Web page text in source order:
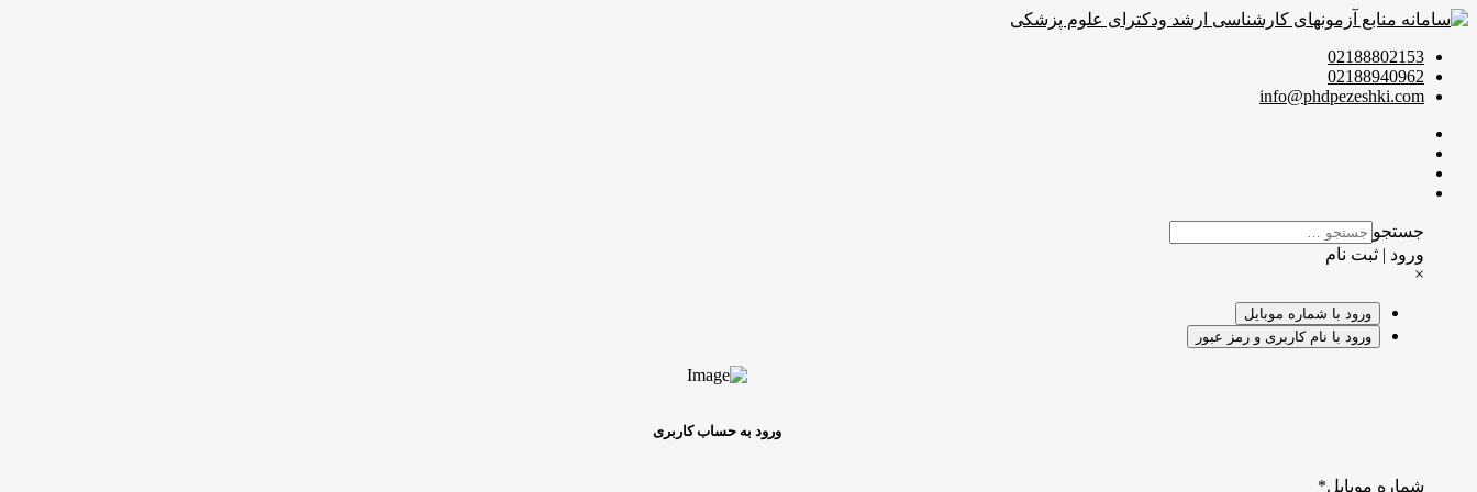
02188802153
02188940962
info@phdpezeshki.com
جستجو
ورود | ثبت نام
×
ورود با شماره موبایل
ورود با نام کاربری و رمز عبور
ورود به حساب کاربری
شماره موبایل*